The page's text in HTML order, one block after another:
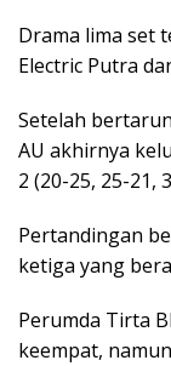
Drama lima set
Electric Putra
Setelah
AU akhirnya
2 (20-25, 25-21,
Pertandingan
ketiga yang
Perumda Tirta
keempat,